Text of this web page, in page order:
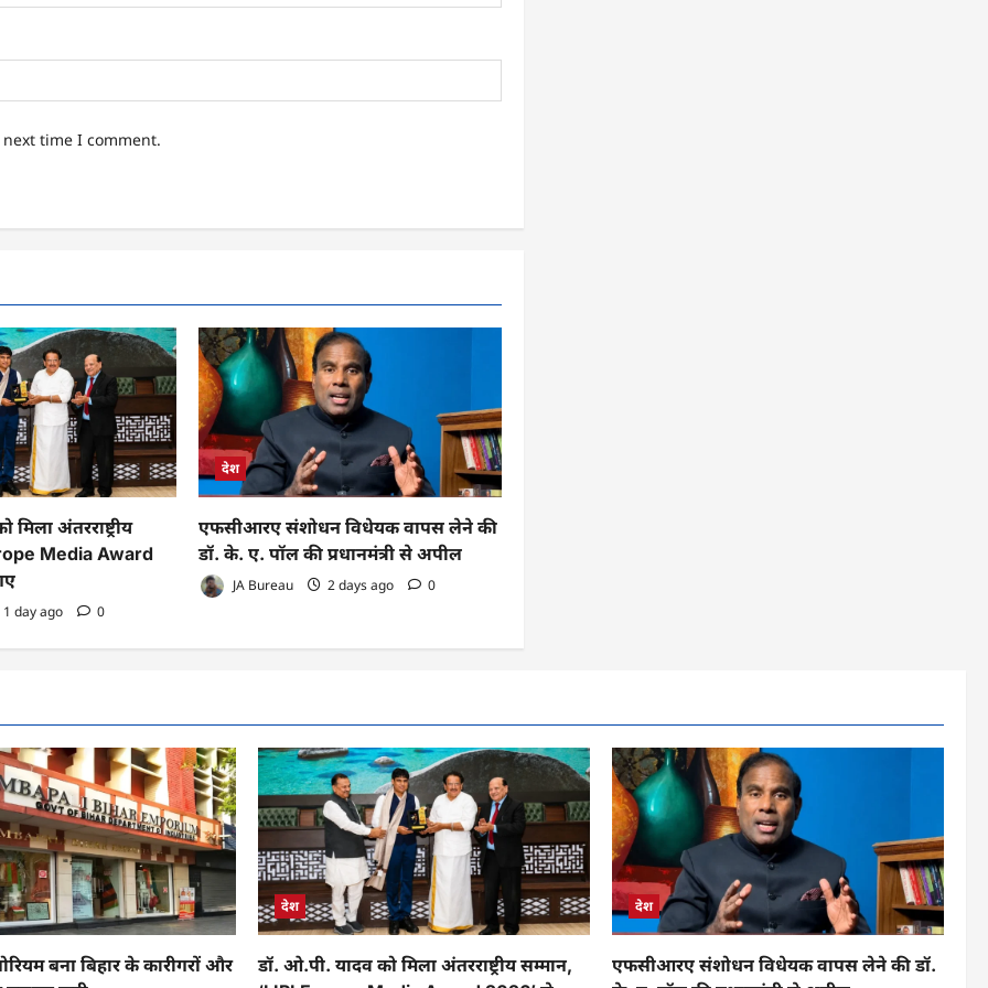
time I comment.
अंतरराष्ट्रीय
Media Award
1 day ago 0
देश
एफसीआरए संशोधन विधेयक वापस लेने की
डॉ. के. ए. पॉल की प्रधानमंत्री से अपील
JA Bureau 2 days ago 0
बना बिहार के कारीगरों और
देश
डॉ. ओ.पी. यादव को मिला अंतरराष्ट्रीय सम्मान,
देश
एफसीआरए संशोधन विधेयक वापस लेने की डॉ.